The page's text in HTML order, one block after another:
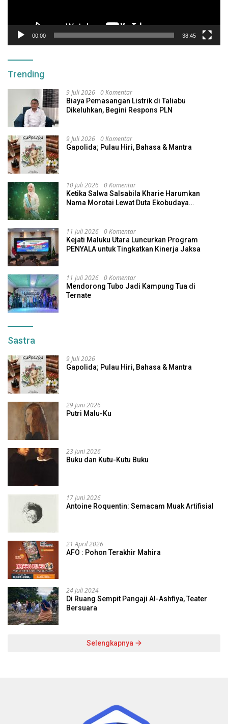
00:00 38:45
Trending
9 Juli 2026 0 Komentar
Biaya Pemasangan Listrik di Taliabu
Dikeluhkan, Begini Respons PLN
9 Juli 2026 0 Komentar
Gapolida; Pulau Hiri, Bahasa & Mantra
10 Juli 2026 0 Komentar
Ketika Salwa Salsabila Kharie Harumkan
Nama Morotai Lewat Duta Ekobudaya
11 Juli 2026 0 Komentar
Kejati Maluku Utara Luncurkan Program
PENYALA untuk Tingkatkan Kinerja Jaksa
11 Juli 2026 0 Komentar
Mendorong Tubo Jadi Kampung Tua di
Ternate
Sastra
9 Juli 2026
Gapolida; Pulau Hiri, Bahasa & Mantra
29 Juni 2026
Putri Malu-Ku
23 Juni 2026
Buku dan Kutu-Kutu Buku
17 Juni 2026
Antoine Roquentin: Semacam Muak Artifisial
21 April 2026
AFO : Pohon Terakhir Mahira
24 Juli 2024
Di Ruang Sempit Pangaji Al-Ashfiya, Teater
Bersuara
Selengkapnya